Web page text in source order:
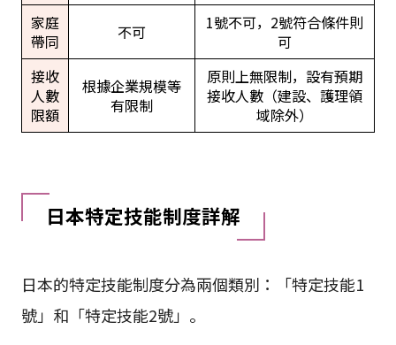
家庭
帶同
不可
1號不可，2號符合條件則
可
接收
人數
限額
根據企業規模等
有限制
原則上無限制，設有預期
接收人數（建設、護理領
域除外）
日本特定技能制度詳解
日本的特定技能制度分為兩個類別：「特定技能1
號」和「特定技能2號」。